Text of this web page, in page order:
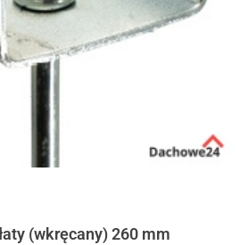
(wkręcany) 260 mm